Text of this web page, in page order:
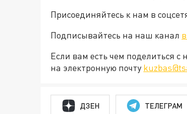
Присоединяйтесь к нам в
Подписывайтесь на наш канал
Если вам есть чем поделиться
на электронную почту
ДЗЕН ТЕЛЕГРАМ